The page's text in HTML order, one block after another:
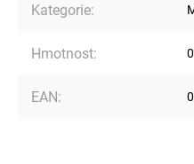
Kategorie:
Hmotnost:
EAN: